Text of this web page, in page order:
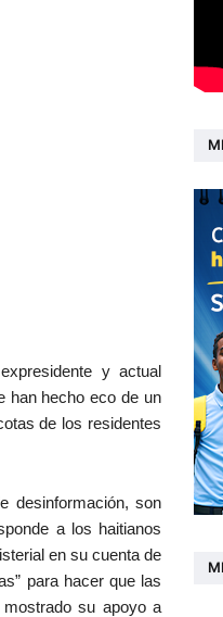
y actual
han hecho eco de un
de los residentes
desinformación, son
a los haitianos
en su cuenta de
para hacer que las
mostrado su apoyo a